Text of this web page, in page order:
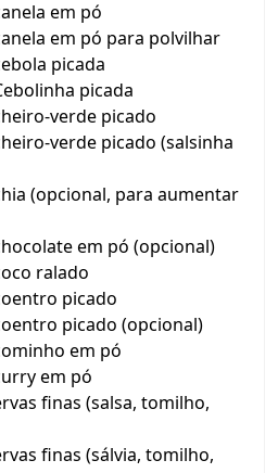
em pó
em pó para polvilhar
picada
picada
verde picado
verde picado (salsinha
(opcional, para aumentar
em pó (opcional)
ralado
picado
picado (opcional)
em pó
em pó
finas (salsa, tomilho,
finas (sálvia, tomilho,